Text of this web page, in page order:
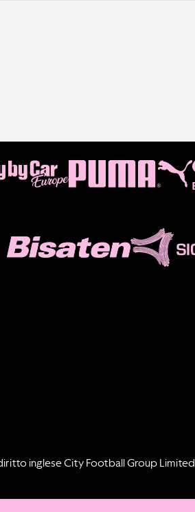
inglese City Football Group Limited